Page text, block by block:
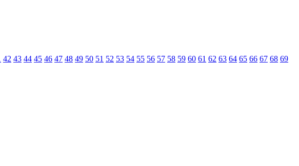
42 43 44 45 46 47 48 49 50 51 52 53 54 55 56 57 58 59 60 61 62 63 64 65 66 67 68 69